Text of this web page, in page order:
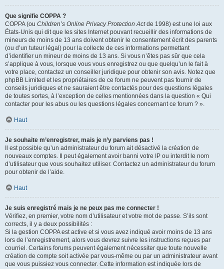
Que signifie COPPA ?
COPPA (ou Children’s Online Privacy Protection Actde 1998) est une loi aux
États-Unis qui dit que les sites Internet pouvant recueillir des informations de
mineurs de moins de 13 ans doivent obtenir le consentement écrit des parents
(ou d’un tuteur légal) pour la collecte de ces informations permettant
d’identifier un mineur de moins de 13 ans. Si vous n’êtes pas sûr que cela
s’applique à vous, lorsque vous vous enregistrez ou que quelqu’un le fait à
votre place, contactez un conseiller juridique pour obtenir son avis. Notez que
phpBB Limited et les propriétaires de ce forum ne peuvent pas fournir de
conseils juridiques et ne sauraient être contactés pour des questions légales
de toutes sortes, à l’exception de celles mentionnées dans la question « Qui
contacter pour les abus ou les questions légales concernant ce forum ? ».
Haut
Je souhaite m’enregistrer, mais je n’y parviens pas !
Il est possible qu’un administrateur du forum ait désactivé la création de
nouveaux comptes. Il peut également avoir banni votre IP ou interdit le nom
d’utilisateur que vous souhaitez utiliser. Contactez un administrateur du forum
pour obtenir de l’aide.
Haut
Je suis enregistré mais je ne peux pas me connecter !
Vérifiez, en premier, votre nom d’utilisateur et votre mot de passe. S’ils sont
corrects, il y a deux possibilités :
Si la gestion COPPA est active et si vous avez indiqué avoir moins de 13 ans
lors de l’enregistrement, alors vous devrez suivre les instructions reçues par
courriel. Certains forums peuvent également nécessiter que toute nouvelle
création de compte soit activée par vous-même ou par un administrateur avant
que vous puissiez vous connecter. Cette information est indiquée lors de